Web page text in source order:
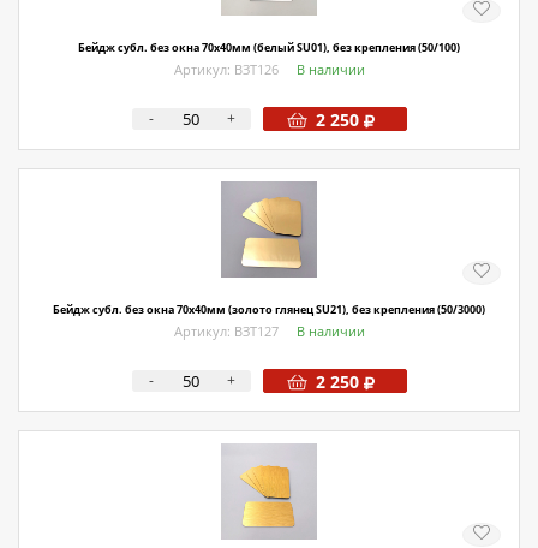
Бейдж субл. без окна 70х40мм (белый SU01), без крепления (50/100)
Артикул: ВЗТ126 В наличии
- + 2 250
Бейдж субл. без окна 70х40мм (золото глянец SU21), без крепления (50/3000)
Артикул: ВЗТ127 В наличии
- + 2 250